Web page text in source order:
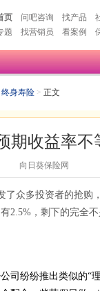
页 问吧咨询 找产品
题
找营销员 看案例
终身寿险 > 正文
期收益率不
向日葵保险网
了众多投资者的抢购
2.5%，剩下的完全
纷纷推出类似的“